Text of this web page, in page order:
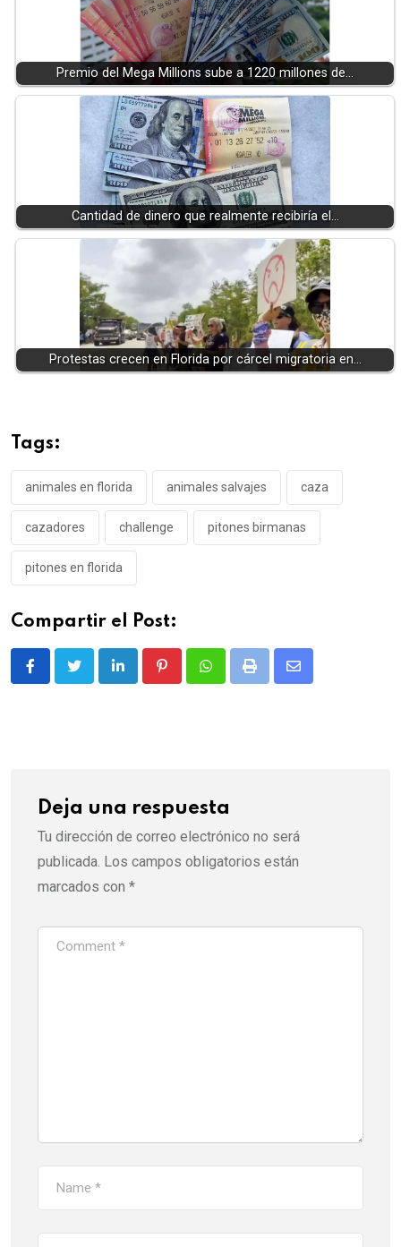
Premio del Mega Millions sube a 1220 millones de…
Cantidad de dinero que realmente recibiría el…
Protestas crecen en Florida por cárcel migratoria en…
Tags:
animales en florida animales salvajes caza
cazadores challenge pitones birmanas
pitones en florida
Compartir el Post:
LinkedIn PinterestWhatsappPrint
Share
Deja una respuesta
Tu dirección de correo electrónico no será
publicada. Los campos obligatorios están
marcados con *